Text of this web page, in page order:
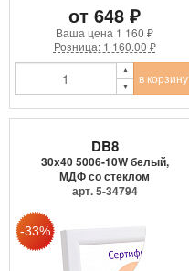
от 648 ₽
Ваша цена 1 160 ₽
Розница: 1 160.00 ₽
в корзину
DB8
30x40 5006-10W белый,
МДФ со стеклом
арт. 5-34794